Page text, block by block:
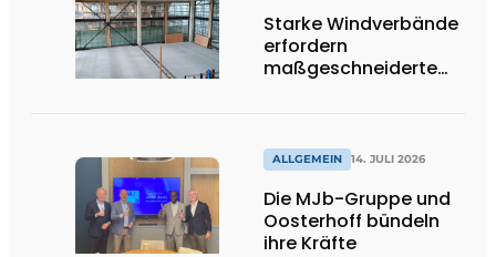
Starke Windverbände
erfordern
maßgeschneiderte
ALLGEMEIN 14. JULI 2026
Die MJb-Gruppe und
Oosterhoff bündeln
ihre Kräfte